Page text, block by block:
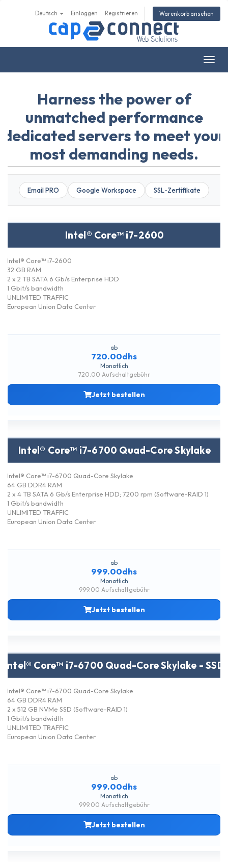
Deutsch Einloggen Registrieren Warenkorb ansehen
ein-/
Harness the power of
unmatched performance
dedicated servers to meet your
most demanding needs.
Email PRO Google Workspace SSL-Zertifikate
Intel® Core™ i7-2600
Intel® Core™ i7-2600
32 GB RAM
2 x 2 TB SATA 6 Gb/s Enterprise HDD
1 Gbit/s bandwidth
UNLIMITED TRAFFIC
European Union Data Center
ab
720.00dhs
Monatlich
720.00 Aufschaltgebühr
Jetzt bestellen
Intel® Core™ i7-6700 Quad-Core Skylake
Intel® Core™ i7-6700 Quad-Core Skylake
64 GB DDR4 RAM
2 x 4 TB SATA 6 Gb/s Enterprise HDD; 7200 rpm (Software-RAID 1)
1 Gbit/s bandwidth
UNLIMITED TRAFFIC
European Union Data Center
ab
999.00dhs
Monatlich
999.00 Aufschaltgebühr
Jetzt bestellen
Intel® Core™ i7-6700 Quad-Core Skylake - SSD
Intel® Core™ i7-6700 Quad-Core Skylake
64 GB DDR4 RAM
2 x 512 GB NVMe SSD (Software-RAID 1)
1 Gbit/s bandwidth
UNLIMITED TRAFFIC
European Union Data Center
ab
999.00dhs
Monatlich
999.00 Aufschaltgebühr
Jetzt bestellen